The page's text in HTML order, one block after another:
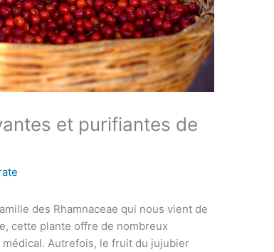
et purifiantes de
des Rhamnaceae qui nous vient de
cette plante offre de nombreux
Autrefois, le fruit du jujubier